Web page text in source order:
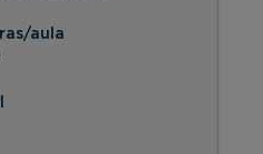
aula